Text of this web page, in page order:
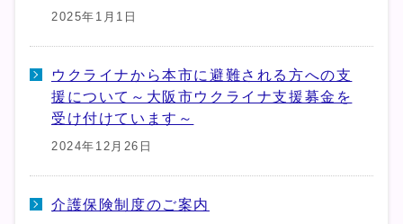
2025年1月1日
ウクライナから本市に避難される方への支
援について～大阪市ウクライナ支援募金を
受け付けています～
2024年12月26日
介護保険制度のご案内